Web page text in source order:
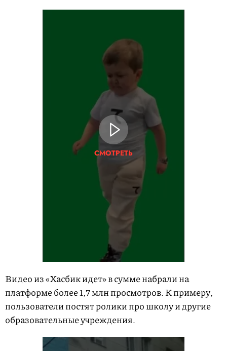
СМОТРЕТЬ
Видео из «Хасбик идет» в сумме набрали на
платформе более 1,7 млн просмотров. К примеру,
пользователи постят ролики про школу и другие
образовательные учреждения.